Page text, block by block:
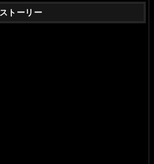
ストーリー